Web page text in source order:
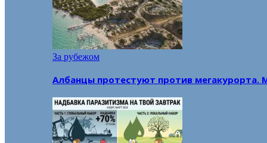
За рубежом
Албанцы протестуют против мегакурорта.